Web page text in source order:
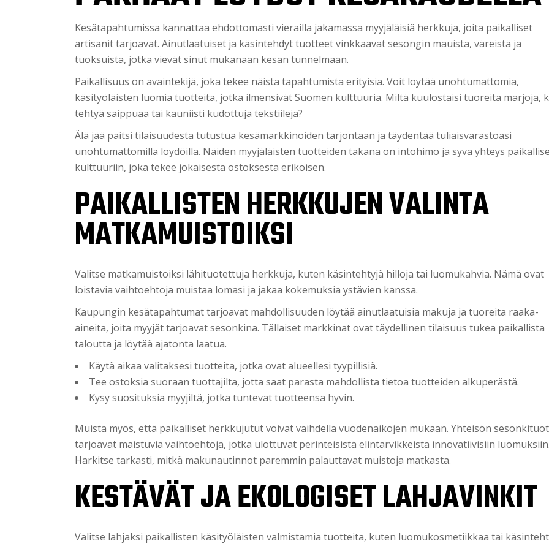
Kesätapahtumissa kannattaa ehdottomasti vierailla jakamassa myyjäläisiä herkkuja, joita paikalliset
artisanit tarjoavat. Ainutlaatuiset ja käsintehdyt tuotteet vinkkaavat sesongin mauista, väreistä ja
tuoksuista, jotka vievät sinut mukanaan kesän tunnelmaan.
Paikallisuus on avaintekijä, joka tekee näistä tapahtumista erityisiä. Voit löytää unohtumattomia,
käsityöläisten luomia tuotteita, jotka ilmensivät Suomen kulttuuria. Miltä kuulostaisi tuoreita marjoja,
tehtyä saippuaa tai kauniisti kudottuja tekstiilejä?
Älä jää paitsi tilaisuudesta tutustua kesämarkkinoiden tarjontaan ja täydentää tuliaisvarastoasi
unohtumattomilla löydöillä. Näiden myyjäläisten tuotteiden takana on intohimo ja syvä yhteys
kulttuuriin, joka tekee jokaisesta ostoksesta erikoisen.
PAIKALLISTEN HERKKUJEN VALINTA
MATKAMUISTOIKSI
Valitse matkamuistoiksi lähituotettuja herkkuja, kuten käsintehtyjä hilloja tai luomukahvia. Nämä ovat
loistavia vaihtoehtoja muistaa lomasi ja jakaa kokemuksia ystävien kanssa.
Kaupungin kesätapahtumat tarjoavat mahdollisuuden löytää ainutlaatuisia makuja ja tuoreita raaka-
aineita, joita myyjät tarjoavat sesonkina. Tällaiset markkinat ovat täydellinen tilaisuus tukea paikallista
taloutta ja löytää ajatonta laatua.
Käytä aikaa valitaksesi tuotteita, jotka ovat alueellesi tyypillisiä.
Tee ostoksia suoraan tuottajilta, jotta saat parasta mahdollista tietoa tuotteiden alkuperästä.
Kysy suosituksia myyjiltä, jotka tuntevat tuotteensa hyvin.
Muista myös, että paikalliset herkkujutut voivat vaihdella vuodenaikojen mukaan. Yhteisön
tarjoavat maistuvia vaihtoehtoja, jotka ulottuvat perinteisistä elintarvikkeista innovatiivisiin
Harkitse tarkasti, mitkä makunautinnot paremmin palauttavat muistoja matkasta.
KESTÄVÄT JA EKOLOGISET LAHJAVINKIT
Valitse lahjaksi paikallisten käsityöläisten valmistamia tuotteita, kuten luomukosmetiikkaa tai